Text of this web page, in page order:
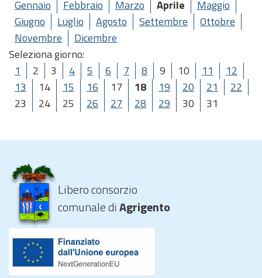
Gennaio
Febbraio Marzo Aprile
Maggio
Giugno
Luglio Agosto Settembre
Ottobre
Novembre
Dicembre
Seleziona giorno:
1
2 3 4 5 6 7 8 9 10 11
12
13
14 15 16 17 18 19 20 21
22
23
24 25 26 27 28 29 30 31
Libero consorzio
comunale diAgrigento